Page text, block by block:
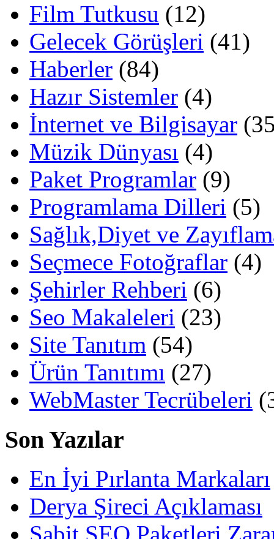
Film Tutkusu (12)
Gelecek Görüşleri (41)
Haberler (84)
Hazır Sistemler (4)
İnternet ve Bilgisayar
Müzik Dünyası (4)
Paket Programlar (9)
Programlama Dilleri (5)
Sağlık,Diyet ve
Seçmece Fotoğraflar (4)
Şehirler Rehberi (6)
Seo Makaleleri (23)
Site Tanıtım (54)
Ürün Tanıtımı (27)
WebMaster Tecrübeleri
Son Yazılar
En İyi Pırlanta Markaları
Derya Şireci Açıklaması